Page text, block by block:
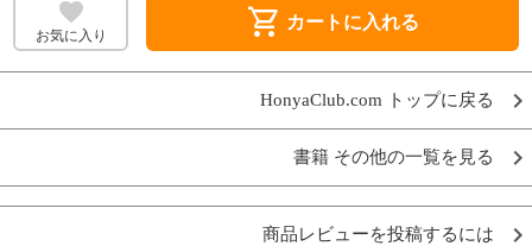
お気に入り shopping_cart カートに入れる
HonyaClub.com トップに戻る
書籍 その他の一覧を見る
商品レビューを投稿するには